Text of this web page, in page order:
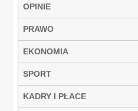
OPINIE
PRAWO
EKONOMIA
SPORT
KADRY I PŁACE